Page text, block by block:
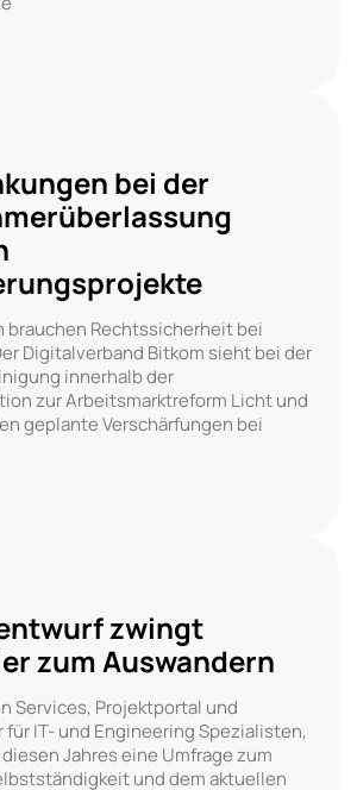
bei der
brauchen Rechtssicherheit bei
Digitalverband Bitkom sieht bei der
innerhalb der
zur Arbeitsmarktreform Licht und
geplante Verschärfungen bei
zwingt
zum Auswandern
Services, Projektportal und
IT- und Engineering Spezialisten,
Jahres eine Umfrage zum
und dem aktuellen